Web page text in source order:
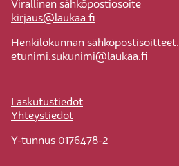
Virallinen sähköpostiosoite
kirjaus@laukaa.fi
Henkilökunnan sähköpostisoitteet:
etunimi.sukunimi@laukaa.fi
Laskutustiedot
Yhteystiedot
Y-tunnus 0176478-2